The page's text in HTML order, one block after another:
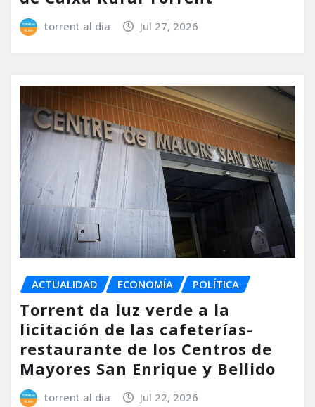
torrent al dia Jul 27, 2026
ACTUALIDAD ECONOMÍA POLÍTICA
Torrent da luz verde a la
licitación de las cafeterías-
restaurante de los Centros de
Mayores San Enrique y Bellido
torrent al dia Jul 22, 2026